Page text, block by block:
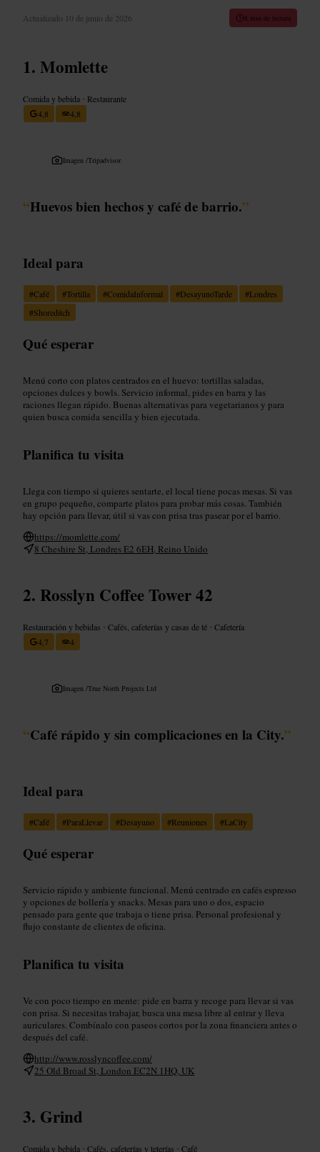
Actualizado 10 de junio de 2026 8 min de lectura
Momlette
Comida y bebida • Restaurante
4,8
4,8
Imagen /Tripadvisor
“Huevos bien hechos y café de barrio.”
Ideal para
#Café #Tortilla #ComidaInformal #DesayunoTarde #Londres
#Shoreditch
Qué esperar
Menú corto con platos centrados en el huevo: tortillas saladas,
opciones dulces y bowls. Servicio informal, pides en barra y las
raciones llegan rápido. Buenas alternativas para vegetarianos y para
quien busca comida sencilla y bien ejecutada.
Planifica tu visita
Llega con tiempo si quieres sentarte, el local tiene pocas mesas. Si vas
en grupo pequeño, comparte platos para probar más cosas. También
hay opción para llevar, útil si vas con prisa tras pasear por el barrio.
https://momlette.com/
8 Cheshire St, Londres E2 6EH, Reino Unido
Rosslyn Coffee Tower 42
Restauración y bebidas •Cafés, cafeterías y casas de té •Cafetería
4,7
4
Imagen /True North Projects Ltd
“Café rápido y sin complicaciones en la City.”
Ideal para
#Café #ParaLlevar #Desayuno #Reuniones #LaCity
Qué esperar
Servicio rápido y ambiente funcional. Menú centrado en cafés espresso
y opciones de bollería y snacks. Mesas para uno o dos, espacio
pensado para gente que trabaja o tiene prisa. Personal profesional y
flujo constante de clientes de oficina.
Planifica tu visita
Ve con poco tiempo en mente: pide en barra y recoge para llevar si vas
con prisa. Si necesitas trabajar, busca una mesa libre al entrar y lleva
auriculares. Combínalo con paseos cortos por la zona financiera antes o
después del café.
http://www.rosslyncoffee.com/
25 Old Broad St, London EC2N 1HQ, UK
Grind
Comida y bebida •Cafés, cafeterías y teterías •Café